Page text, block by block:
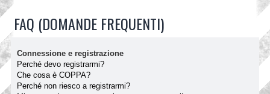
FAQ (DOMANDE FREQUENTI)
Connessione e registrazione
Perché devo registrarmi?
Che cosa è COPPA?
Perché non riesco a registrarmi?